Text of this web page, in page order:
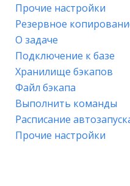
Прочие настройки
Резервное
О задаче
Подключение к базе
Хранилище бэкапов
Файл бэкапа
Выполнить команды
Расписание
Прочие настройки